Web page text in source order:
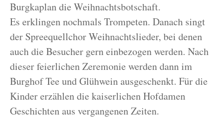
Burgkaplan die Weihnachtsbotschaft.
Es erklingen nochmals Trompeten. Danach singt
der Spreequellchor Weihnachtslieder, bei denen
auch die Besucher gern einbezogen werden. Nach
dieser feierlichen Zeremonie werden dann im
Burghof Tee und Glühwein ausgeschenkt. Für die
Kinder erzählen die kaiserlichen Hofdamen
Geschichten aus vergangenen Zeiten.